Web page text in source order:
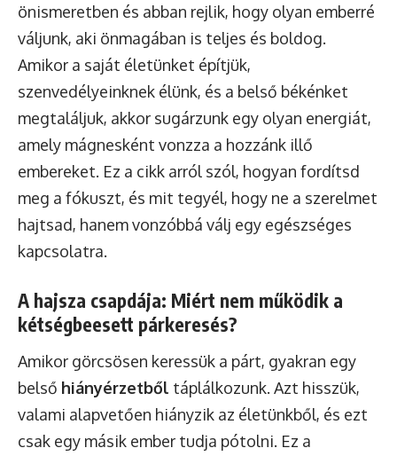
önismeretben és abban rejlik, hogy olyan emberré
váljunk, aki önmagában is teljes és boldog.
Amikor a saját életünket építjük,
szenvedélyeinknek élünk, és a belső békénket
megtaláljuk, akkor sugárzunk egy olyan energiát,
amely mágnesként vonzza a hozzánk illő
embereket. Ez a cikk arról szól, hogyan fordítsd
meg a fókuszt, és mit tegyél, hogy ne a szerelmet
hajtsad, hanem vonzóbbá válj egy egészséges
kapcsolatra.
A hajsza csapdája: Miért nem működik a
kétségbeesett párkeresés?
Amikor görcsösen keressük a párt, gyakran egy
belső hiányérzetből táplálkozunk. Azt hisszük,
valami alapvetően hiányzik az életünkből, és ezt
csak egy másik ember tudja pótolni. Ez a